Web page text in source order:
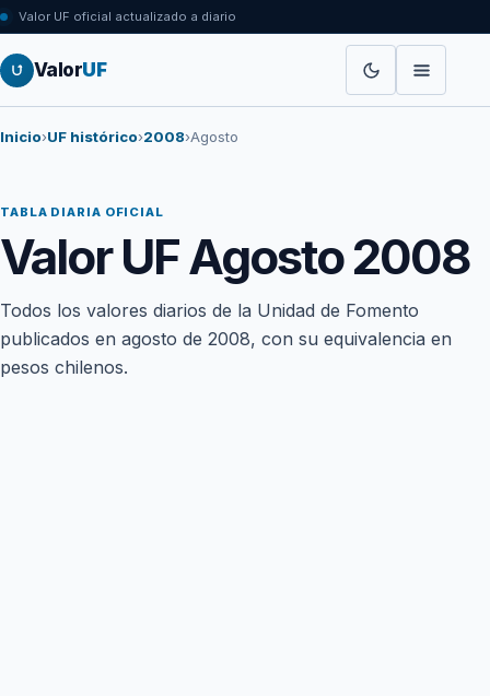
Valor UF oficial actualizado a diario
ValorUF
Inicio›UF histórico›2008›Agosto
TABLA DIARIA OFICIAL
Valor UF Agosto 2008
Todos los valores diarios de la Unidad de Fomento
publicados en agosto de 2008, con su equivalencia en
pesos chilenos.